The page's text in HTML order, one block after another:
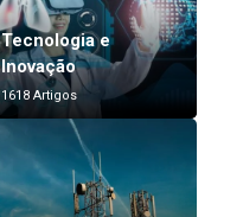
Tecnologia e
Inovação
1618 Artigos